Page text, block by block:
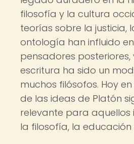
filosofía y la cultura
teorías sobre la justicia,
ontología han influido
pensadores posteriores,
escritura ha sido un
muchos filósofos. Hoy
de las ideas de Platón
relevante para aquellos
la filosofía, la educación